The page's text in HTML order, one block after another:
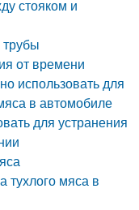
стояком и
от времени
использовать для
в автомобиле
для устранения
тухлого мяса в